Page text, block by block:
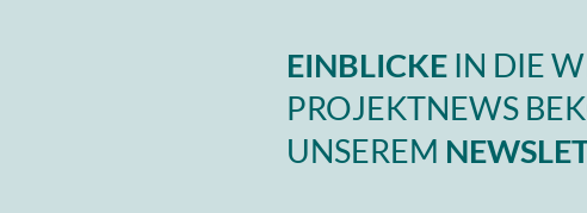
EINBLICKE IN DIE
PROJEKTNEWS
UNSEREM